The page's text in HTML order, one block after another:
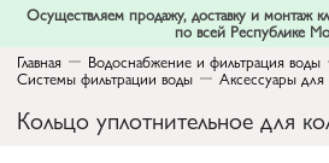
Осуществляем продажу, доставку и монтаж
по всей Республике
Главная
Водоснабжение и фильтрация воды
Системы фильтрации воды Аксессуары
Кольцо уплотнительное для